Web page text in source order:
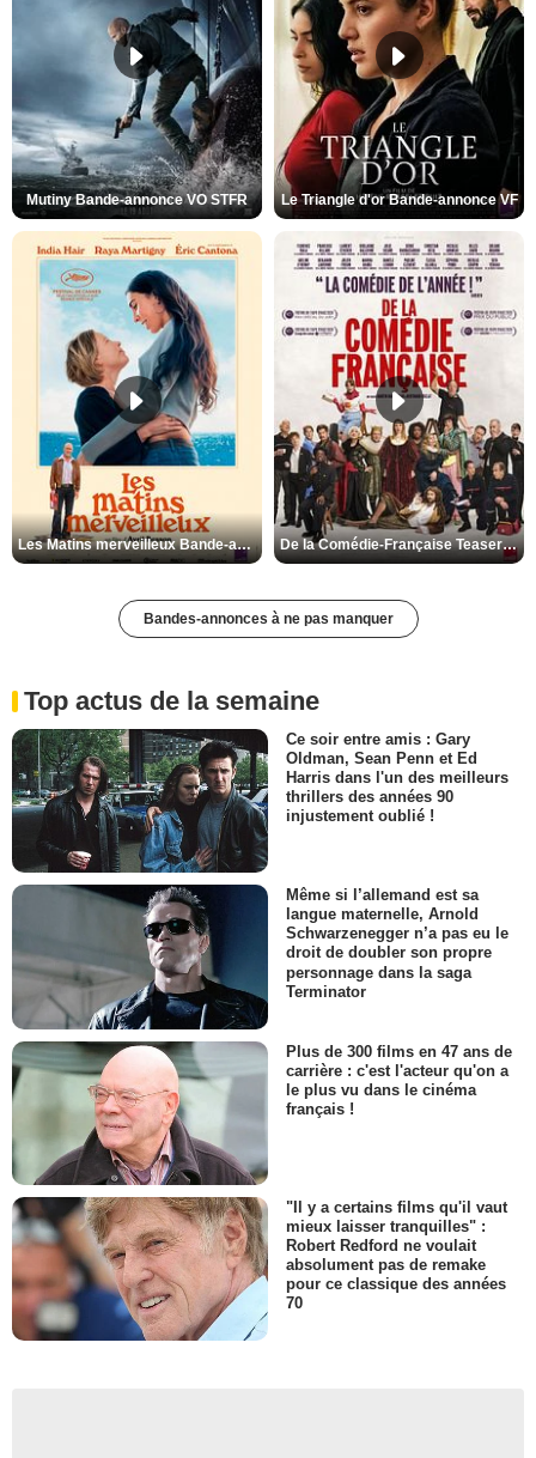
Mutiny Bande-annonce VO STFR Le Triangle d'or Bande-annonce VF
Les Matins merveilleux Bande-annonce VF De la Comédie-Française Teaser VF
Bandes-annonces à ne pas manquer
Top actus de la semaine
Ce soir entre amis : Gary
Oldman, Sean Penn et Ed
Harris dans l'un des meilleurs
thrillers des années 90
injustement oublié !
Même si l’allemand est sa
langue maternelle, Arnold
Schwarzenegger n’a pas eu le
droit de doubler son propre
personnage dans la saga
Terminator
Plus de 300 films en 47 ans de
carrière : c'est l'acteur qu'on a
le plus vu dans le cinéma
français !
"Il y a certains films qu'il vaut
mieux laisser tranquilles" :
Robert Redford ne voulait
absolument pas de remake
pour ce classique des années
70